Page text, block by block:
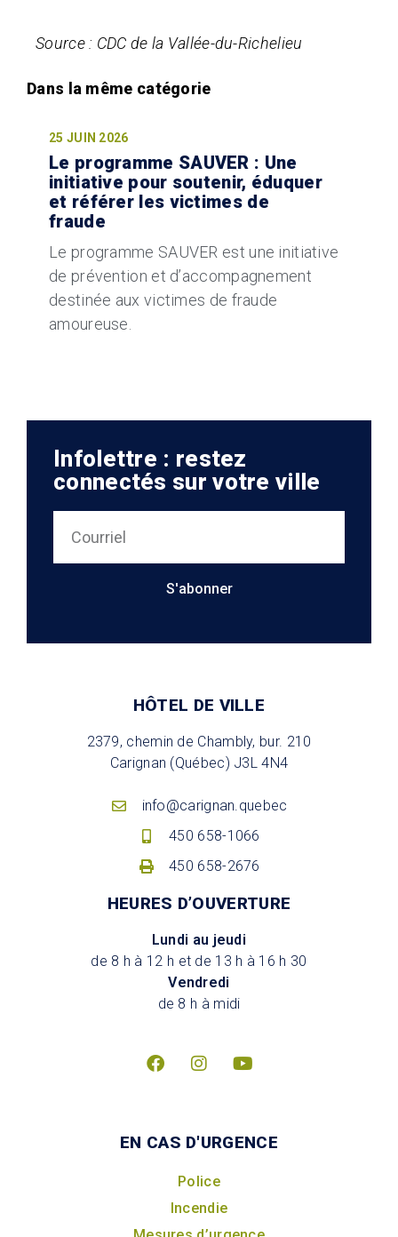
Source : CDC de la Vallée-du-Richelieu
25 JUIN 2026
Le programme SAUVER : Une
initiative pour soutenir, éduquer
et référer les victimes de
fraude
Le programme SAUVER est une initiative
de prévention et d’accompagnement
destinée aux victimes de fraude
amoureuse.
Infolettre : restez
connectés sur votre ville
S'abonner
HÔTEL DE VILLE
2379, chemin de Chambly, bur. 210
Carignan (Québec) J3L 4N4
info@carignan.quebec
450 658-1066
450 658-2676
HEURES D’OUVERTURE
Lundi au jeudi
de 8 h à 12 h et de 13 h à 16 h 30
Vendredi
de 8 h à midi
EN CAS D'URGENCE
Police
Incendie